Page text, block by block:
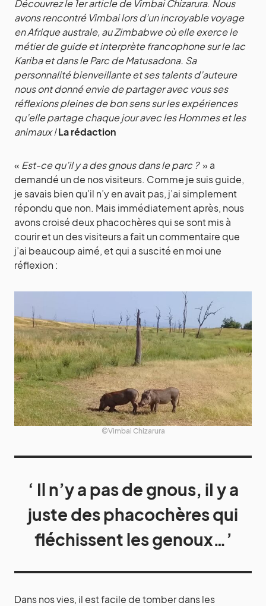
Découvrez le 1er article de Vimbai Chizarura. Nous
avons rencontré Vimbai lors d’un incroyable voyage
en Afrique australe, au Zimbabwe où elle exerce le
métier de guide et interprète francophone sur le lac
Kariba et dans le Parc de Matusadona. Sa
personnalité bienveillante et ses talents d’auteure
nous ont donné envie de partager avec vous ses
réflexions pleines de bon sens sur les expériences
qu’elle partage chaque jour avec les Hommes et les
animaux !La rédaction
« Est-ce qu’il y a des gnous dans le parc ?» a
demandé un de nos visiteurs. Comme je suis guide,
je savais bien qu’il n’y en avait pas, j’ai simplement
répondu que non. Mais immédiatement après, nous
avons croisé deux phacochères qui se sont mis à
courir et un des visiteurs a fait un commentaire que
j’ai beaucoup aimé, et qui a suscité en moi une
réflexion :
©Vimbai Chizarura
‘ Il n’y a pas de gnous, iI y a
juste des phacochères qui
fléchissent les genoux…’
Dans nos vies, il est facile de tomber dans les